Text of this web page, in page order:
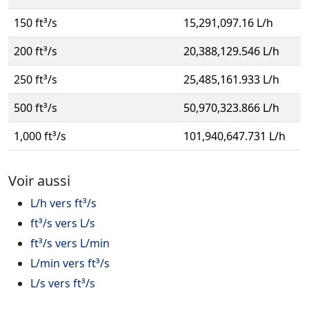
150 ft³/s
15,291,097.16 L/h
200 ft³/s
20,388,129.546 L/h
250 ft³/s
25,485,161.933 L/h
500 ft³/s
50,970,323.866 L/h
1,000 ft³/s
101,940,647.731 L/h
Voir aussi
L/h vers ft³/s
ft³/s vers L/s
ft³/s vers L/min
L/min vers ft³/s
L/s vers ft³/s